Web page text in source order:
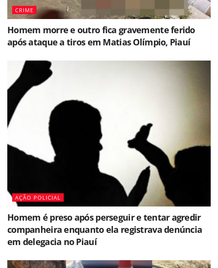
CRIME
Homem morre e outro fica gravemente ferido
após ataque a tiros em Matias Olímpio, Piauí
AÇÃO POLICIAL
Homem é preso após perseguir e tentar agredir
companheira enquanto ela registrava denúncia
em delegacia no Piauí